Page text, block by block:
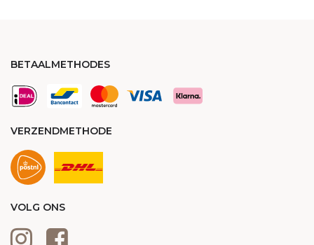
BETAALMETHODES
VERZENDMETHODE
VOLG ONS